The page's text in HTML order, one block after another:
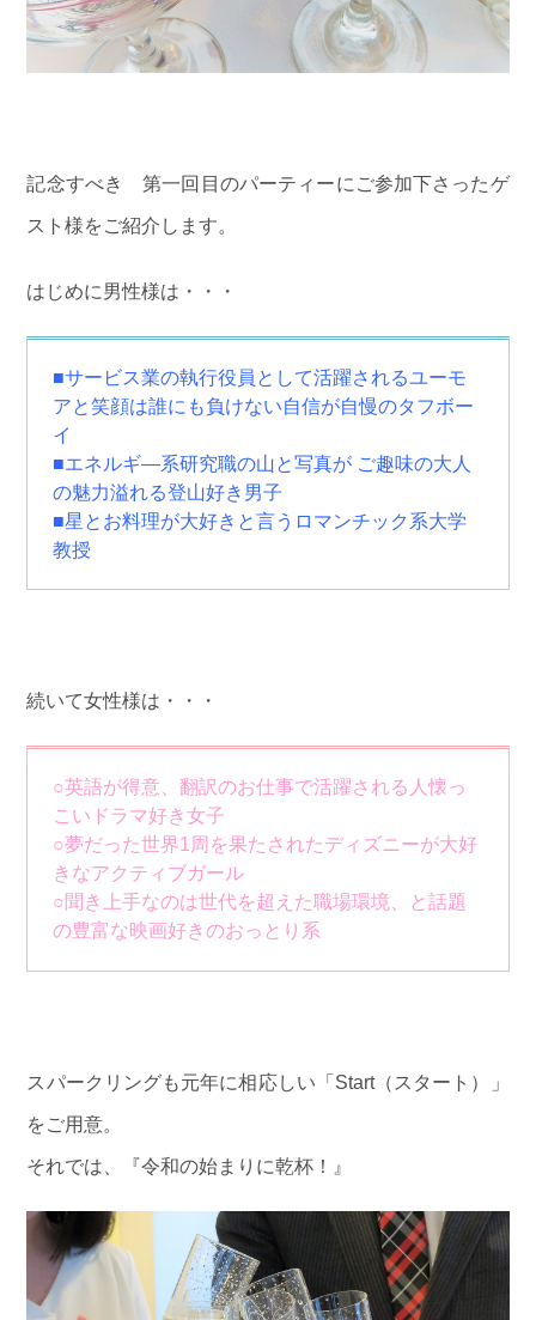
記念すべき 第一回目のパーティーにご参加下さったゲ
スト様をご紹介します。
はじめに男性様は・・・
■サービス業の執行役員として活躍されるユーモ
アと笑顔は誰にも負けない自信が自慢のタフボー
イ
■エネルギ―系研究職の山と写真が ご趣味の大人
の魅力溢れる登山好き男子
■星とお料理が大好きと言うロマンチック系大学
教授
続いて女性様は・・・
○英語が得意、翻訳のお仕事で活躍される人懐っ
こいドラマ好き女子
○夢だった世界1周を果たされたディズニーが大好
きなアクティブガール
○聞き上手なのは世代を超えた職場環境、と話題
の豊富な映画好きのおっとり系
スパークリングも元年に相応しい「Start（スタート）」
をご用意。
それでは、『令和の始まりに乾杯！』